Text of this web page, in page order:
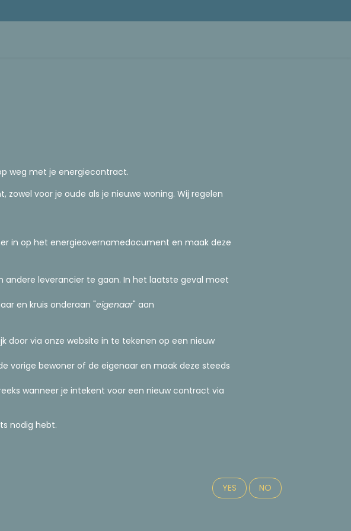
weg met je energiecontract.
voor je oude als je nieuwe woning. Wij regelen
in op het energieovernamedocument en maak deze
leverancier te gaan. In het laatste geval moet
en kruis onderaan "eigenaar" aan
door via onze website in te tekenen op een nieuw
vorige bewoner of de eigenaar en maak deze steeds
wanneer je intekent voor een nieuw contract via
nodig hebt.
YES NO